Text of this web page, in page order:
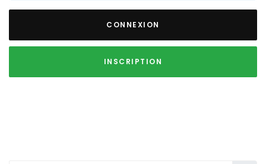
CONNEXION
INSCRIPTION